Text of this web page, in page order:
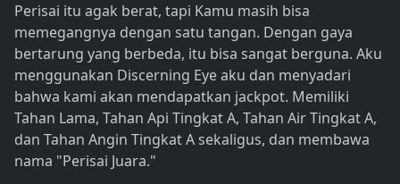
Perisai itu agak berat, tapi Kamu masih bisa
memegangnya dengan satu tangan. Dengan gaya
bertarung yang berbeda, itu bisa sangat berguna. Aku
menggunakan Discerning Eye aku dan menyadari
bahwa kami akan mendapatkan jackpot. Memiliki
Tahan Lama, Tahan Api Tingkat A, Tahan Air Tingkat A,
dan Tahan Angin Tingkat A sekaligus, dan membawa
nama "Perisai Juara."